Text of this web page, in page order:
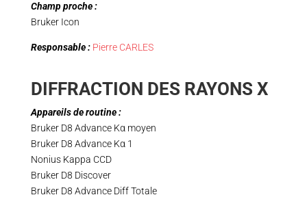
Champ proche :
Bruker Icon
Responsable : Pierre CARLES
DIFFRACTION DES RAYONS X
Appareils de routine :
Bruker D8 Advance Kα moyen
Bruker D8 Advance Kα 1
Nonius Kappa CCD
Bruker D8 Discover
Bruker D8 Advance Diff Totale